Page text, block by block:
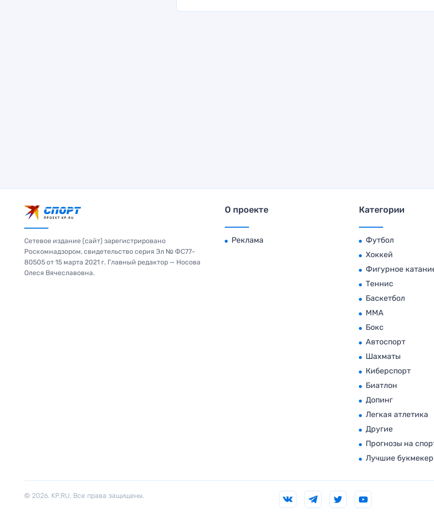
Сетевое издание (сайт) зарегистрировано
Роскомнадзором, свидетельство серия Эл № ФС77-
80505 от 15 марта 2021 г. Главный редактор — Носова
Олеся Вячеславовна.
О проекте
Реклама
Категории
Футбол
Хоккей
Фигурное
Теннис
Баскетбол
MMA
Бокс
Автоспорт
Шахматы
Киберспорт
Биатлон
Допинг
Легкая атлетика
Другие
Прогнозы на
Лучшие
© 2026. KP.RU. Все права защищены.